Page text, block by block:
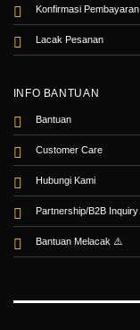
Konfirmasi Pembayaran
Lacak Pesanan
INFO BANTUAN
Bantuan
Customer Care
Hubungi Kami
Partnership/B2B Inquiry
Bantuan Melacak